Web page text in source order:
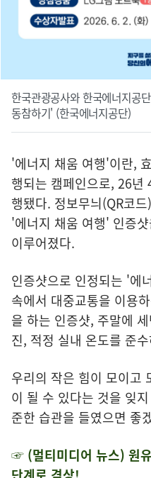
한국관광공사와 한국에너지공
동참하기' (한국에너지공단)
'에너지 채움 여행'이란,
행되는 캠페인으로, 26년
행됐다. 정보무늬(QR코
'에너지 채움 여행' 인증
이루어졌다.
인증샷으로 인정되는 '에
속에서 대중교통을 이용
을 하는 인증샷, 주말에
진, 적정 실내 온도를 준
우리의 작은 힘이 모이고
이 될 수 있다는 것을 잊
준한 습관을 들였으면 좋
☞ (멀티미디어 뉴스) 원